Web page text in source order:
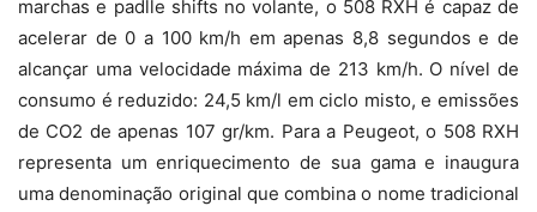
marchas e padlle shifts no volante, o 508 RXH é capaz de
acelerar de 0 a 100 km/h em apenas 8,8 segundos e de
alcançar uma velocidade máxima de 213 km/h. O nível de
consumo é reduzido: 24,5 km/l em ciclo misto, e emissões
de CO2 de apenas 107 gr/km. Para a Peugeot, o 508 RXH
representa um enriquecimento de sua gama e inaugura
uma denominação original que combina o nome tradicional